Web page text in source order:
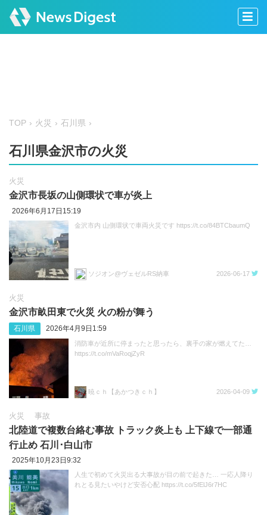
TOP 火災 石川県
石川県金沢市の火災
火災
金沢市長坂の山側環状で車が炎上
2026年6月17日15:19
金沢市内 山側環状で車両火災です https://t.co/84BTCbaumQ
ソジオン@ヴェゼルRS納車 2026-06-17
火災
金沢市畝田東で火災 火の粉が舞う
石川県 2026年4月9日1:59
消防車が近所に停まったと思ったら、裏手の家が燃えてた…
https://t.co/mVaRoqjZyR
暁ｃｈ【あかつきｃｈ】 2026-04-09
火災 事故
北陸道で複数台絡む事故 トラック炎上も 上下線で一部通
行止め 石川･白山市
2025年10月23日9:32
人生で初めて火災出る大事故が目の前で起きた… 一応人降り
れとる見たいやけど安否心配 https://t.co/5fElJ6r7HC